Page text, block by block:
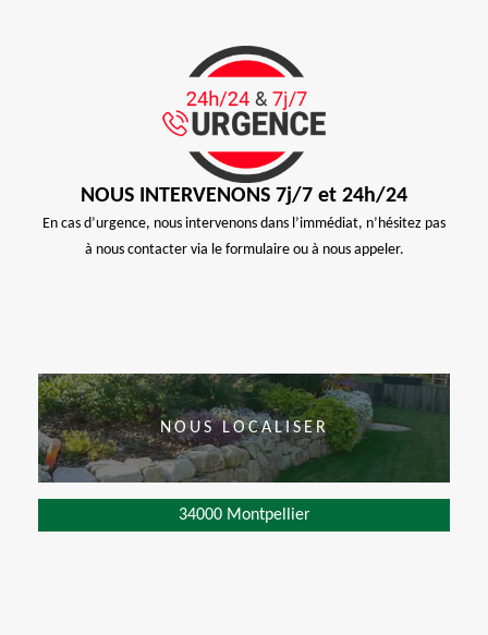
NOUS INTERVENONS 7j/7 et 24h/24
En cas d’urgence, nous intervenons dans l’immédiat, n’hésitez pas
à nous contacter via le formulaire ou à nous appeler.
NOUS LOCALISER
34000 Montpellier